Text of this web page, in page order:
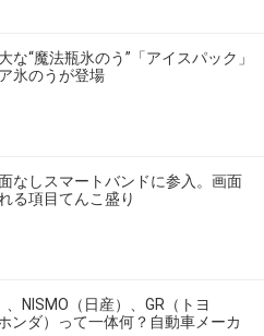
な“魔法瓶氷のう”「アイスパック」
氷のうが登場
なしスマートバンドに参入。画面
る項目てんこ盛り
NISMO（日産）、GR（トヨ
ンダ）って一体何？自動車メーカ